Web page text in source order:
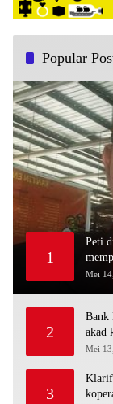
Popular
1
Peti
Mei
2
Bank
akad
Mei
3